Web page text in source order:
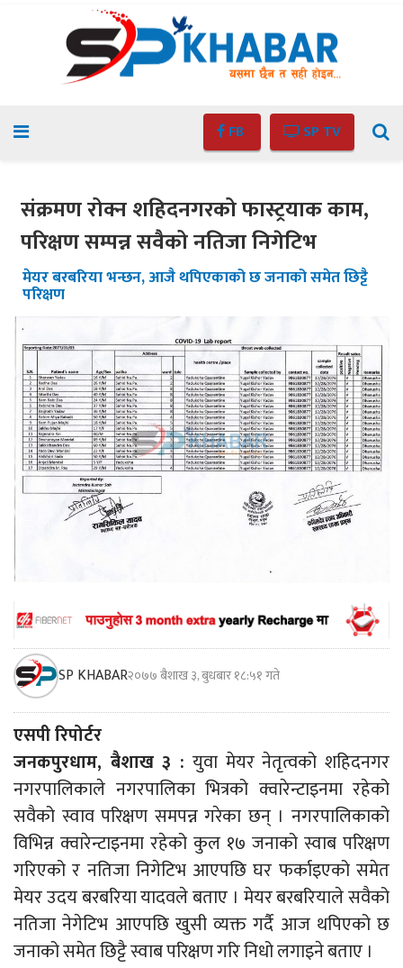
FB SP TV
संक्रमण रोक्न शहिदनगरको फास्ट्रयाक काम,
परिक्षण सम्पन्न सवैको नतिजा निगेटिभ
मेयर बरबरिया भन्छन, आजै थपिएकाको छ जनाको समेत छिट्टै
परिक्षण
SP KHABAR२०७७ बैशाख ३, बुधबार १८:५१ गते
एसपी रिपोर्टर
जनकपुरधाम, बैशाख ३ : युवा मेयर नेतृत्वको शहिदनगर
नगरपालिकाले नगरपालिका भित्रको क्वारेन्टाइनमा रहेको
सवैको स्वाव परिक्षण समपन्न गरेका छन् । नगरपालिकाको
विभिन्न क्वारेन्टाइनमा रहेको कुल १७ जनाको स्वाब परिक्षण
गरिएको र नतिजा निगेटिभ आएपछि घर फर्काइएको समेत
मेयर उदय बरबरिया यादवले बताए । मेयर बरबरियाले सवैको
नतिजा नेगेटिभ आएपछि खुसी व्यक्त गर्दै आज थपिएको छ
जनाको समेत छिट्टै स्वाब परिक्षण गरि निधो लगाइने बताए ।